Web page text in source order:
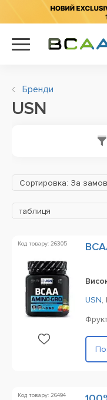
Бренди
USN
Сортировка: За
таблиця
Код товару: 26305
USN,
Код товару: 26494